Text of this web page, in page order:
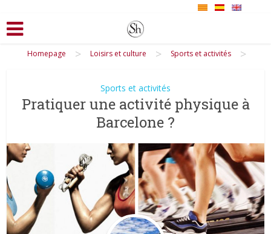
Homepage > Loisirs et culture > Sports et activités >
Sports et activités
Pratiquer une activité physique à
Barcelone ?